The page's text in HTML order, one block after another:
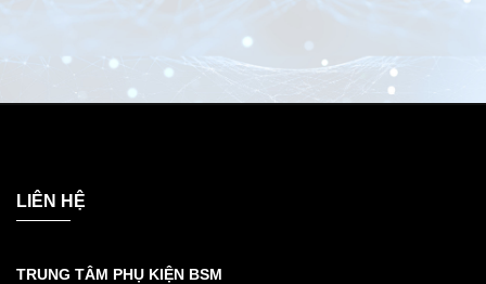
LIÊN HỆ
TRUNG TÂM PHỤ KIỆN BSM